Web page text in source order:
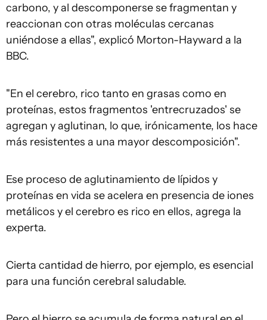
carbono, y al descomponerse se fragmentan y
reaccionan con otras moléculas cercanas
uniéndose a ellas", explicó Morton-Hayward a la
BBC.
"En el cerebro, rico tanto en grasas como en
proteínas, estos fragmentos 'entrecruzados' se
agregan y aglutinan, lo que, irónicamente, los hace
más resistentes a una mayor descomposición".
Ese proceso de aglutinamiento de lípidos y
proteínas en vida se acelera en presencia de iones
metálicos y el cerebro es rico en ellos, agrega la
experta.
Cierta cantidad de hierro, por ejemplo, es esencial
para una función cerebral saludable.